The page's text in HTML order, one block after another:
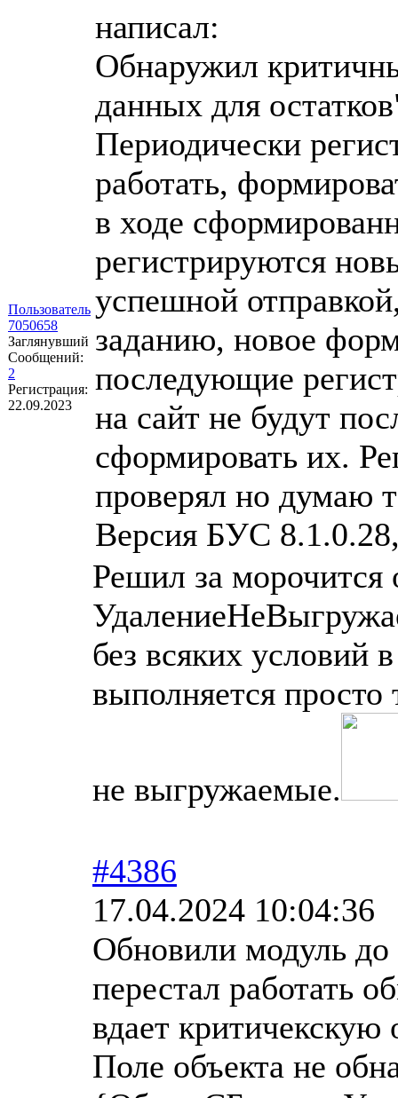
Пользователь
7050658
Заглянувший
Сообщений:
2
Регистрация:
22.09.2023
написал:
Обнаружил
данных для
Периодически
работать,
в ходе
регистрируются
успешной
заданию, новое
последующие
на сайт не будут
сформировать их.
проверял но думаю
Версия БУС
Решил за морочится
без всяких условий
выполняется просто
не выгружаемые.
#4386
17.04.2024 10:04:36
Обновили модуль до
перестал работать
вдает
Поле объекта не